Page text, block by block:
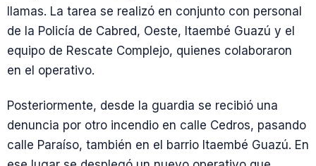
llamas. La tarea se realizó en conjunto con personal
de la Policía de Cabred, Oeste, Itaembé Guazú y el
equipo de Rescate Complejo, quienes colaboraron
en el operativo.
Posteriormente, desde la guardia se recibió una
denuncia por otro incendio en calle Cedros, pasando
calle Paraíso, también en el barrio Itaembé Guazú. En